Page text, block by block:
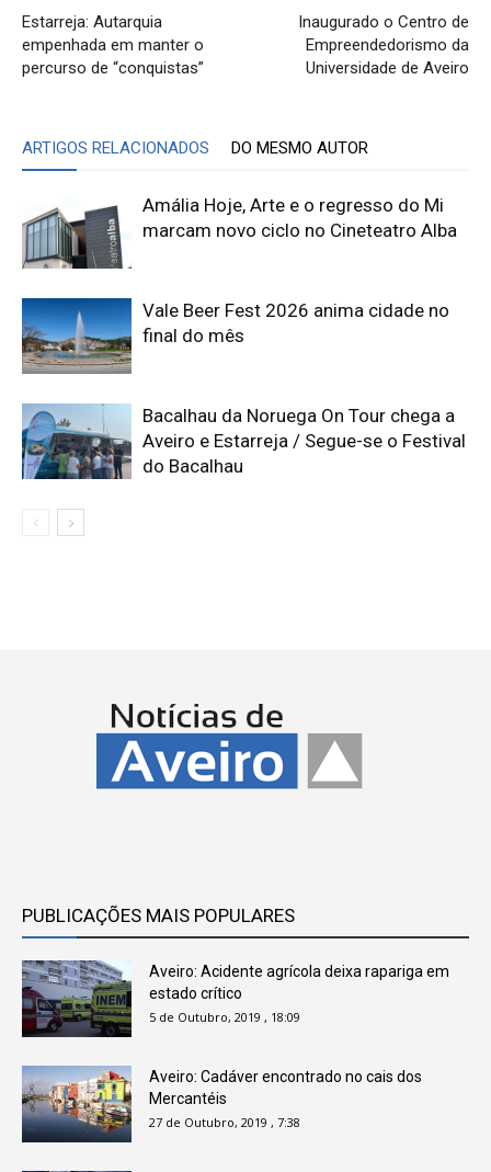
Estarreja: Autarquia
empenhada em manter o
percurso de “conquistas”
Inaugurado o Centro de
Empreendedorismo da
Universidade de Aveiro
ARTIGOS RELACIONADOS DO MESMO AUTOR
Amália Hoje, Arte e o regresso do Mi
marcam novo ciclo no Cineteatro Alba
Vale Beer Fest 2026 anima cidade no
final do mês
Bacalhau da Noruega On Tour chega a
Aveiro e Estarreja / Segue-se o Festival
do Bacalhau
PUBLICAÇÕES MAIS POPULARES
Aveiro: Acidente agrícola deixa rapariga em
estado crítico
5 de Outubro, 2019 , 18:09
Aveiro: Cadáver encontrado no cais dos
Mercantéis
27 de Outubro, 2019 , 7:38